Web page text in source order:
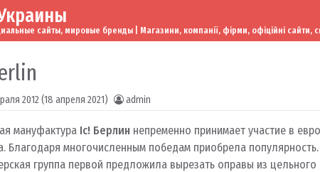
сайты, мировые бренды | Магазини, компанії, фірми, офіційні сайти,
2012(18 апреля 2021) admin
мануфактура Ic! Берлин непременно принимает участие в
Благодаря многочисленным победам приобрела популярность.
группа первой предложила вырезать оправы из